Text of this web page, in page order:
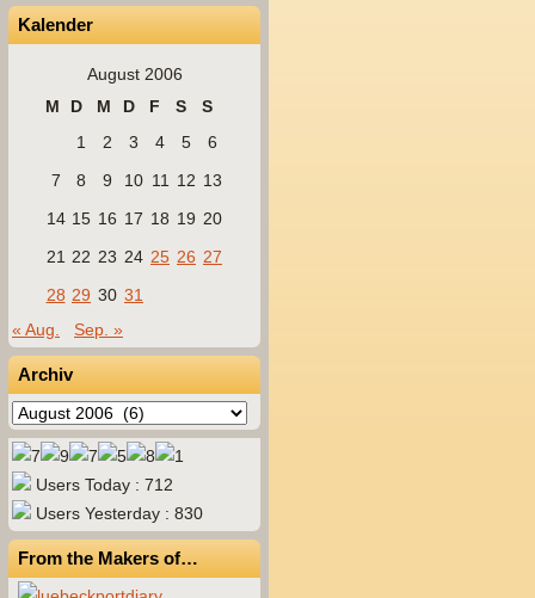
Kalender
August 2006
M
D M D F S
S
1
2 3 4 5
6
7
8 9 10 11 12 13
14 15 16 17 18 19 20
21 22 23 24 25 26 27
28 29 30 31
« Aug.
Sep. »
Archiv
Archiv
Users Today : 712
Users Yesterday : 830
From the Makers of…